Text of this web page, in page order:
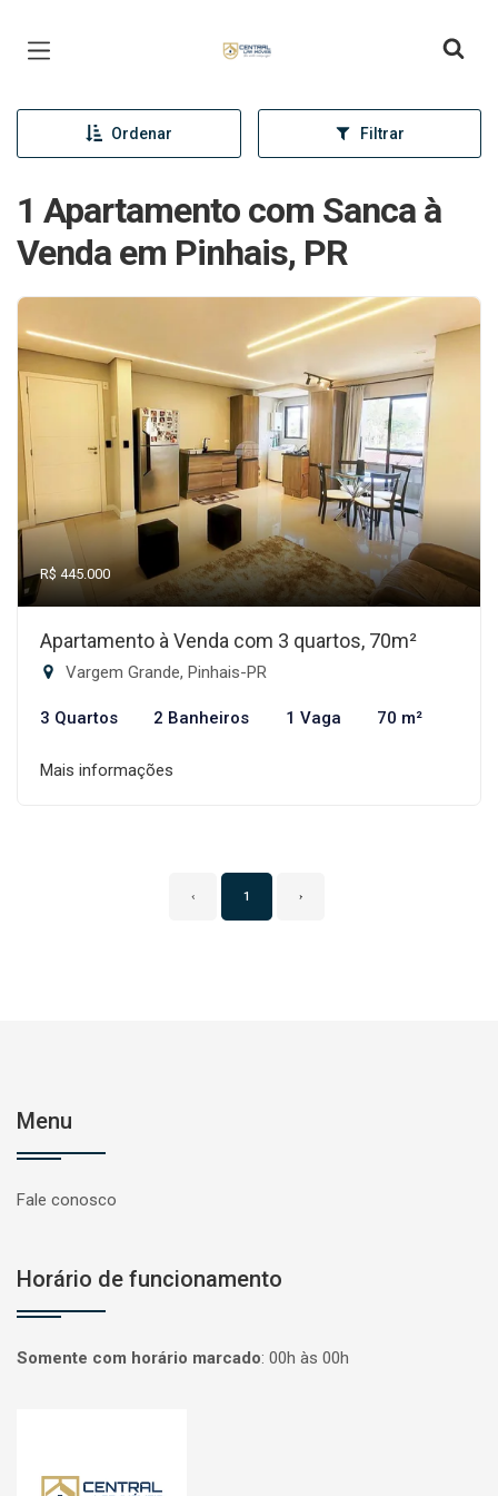
Ordenar Filtrar
1 Apartamento com Sanca à
Venda em Pinhais, PR
R$ 445.000
Apartamento à Venda com 3 quartos, 70m²
Vargem Grande, Pinhais-PR
3 Quartos 2 Banheiros 1 Vaga 70 m²
Mais informações
‹ 1 ›
Menu
Fale conosco
Horário de funcionamento
Somente com horário marcado: 00h às 00h